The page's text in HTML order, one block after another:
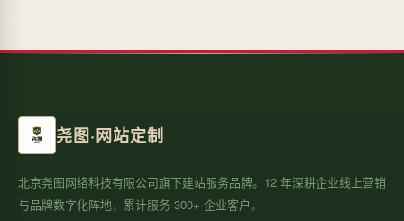
尧图·网站定制
北京尧图网络科技有限公司旗下建站服务品牌。12 年深耕企业线上营销
与品牌数字化阵地，累计服务 300+ 企业客户。